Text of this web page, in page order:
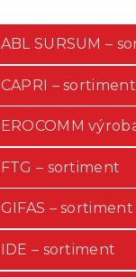
ABL SURSUM –
CAPRI – sortiment
EROCOMM
FTG – sortiment
GIFAS – sortiment
IDE – sortiment